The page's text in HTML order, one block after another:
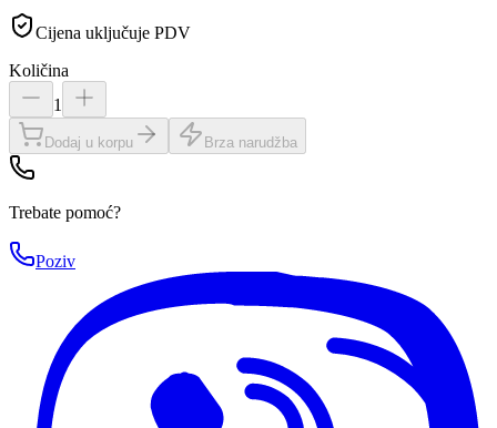
Cijena uključuje PDV
Količina
1
Dodaj u korpu Brza narudžba
Trebate pomoć?
Poziv